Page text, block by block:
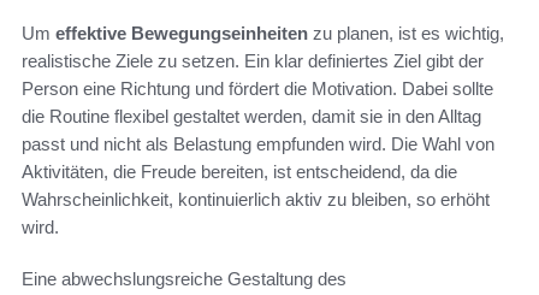
Um effektive Bewegungseinheiten zu planen, ist es wichtig,
realistische Ziele zu setzen. Ein klar definiertes Ziel gibt der
Person eine Richtung und fördert die Motivation. Dabei sollte
die Routine flexibel gestaltet werden, damit sie in den Alltag
passt und nicht als Belastung empfunden wird. Die Wahl von
Aktivitäten, die Freude bereiten, ist entscheidend, da die
Wahrscheinlichkeit, kontinuierlich aktiv zu bleiben, so erhöht
wird.
Eine abwechslungsreiche Gestaltung des